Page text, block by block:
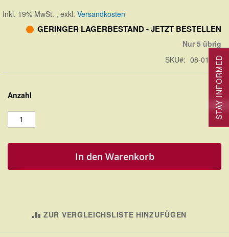
Inkl. 19% MwSt. , exkl. Versandkosten
GERINGER LAGERBESTAND - JETZT BESTELLEN
Nur 5 übrig
SKU
08-01560
Anzahl
In den Warenkorb
ZUR VERGLEICHSLISTE HINZUFÜGEN
STAY INFORMED